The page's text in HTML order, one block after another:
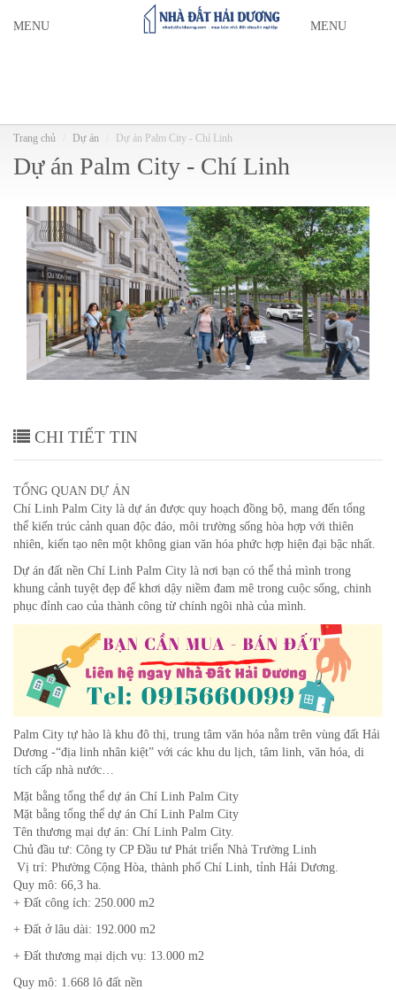
MENU MENU
Trang chủ Dự án Dự án Palm City - Chí Linh
Dự án Palm City - Chí Linh
Dự án Palm City - Chí Linh
CHI TIẾT TIN
TỔNG QUAN DỰ ÁN
Chí Linh Palm City là dự án được quy hoạch đồng bộ, mang đến tổng
thể kiến trúc cảnh quan độc đáo, môi trường sống hòa hợp với thiên
nhiên, kiến tạo nên một không gian văn hóa phức hợp hiện đại bậc nhất.
Dự án đất nền Chí Linh Palm City là nơi bạn có thể thả mình trong
khung cảnh tuyệt đẹp để khơi dậy niềm đam mê trong cuộc sống, chinh
phục đỉnh cao của thành công từ chính ngôi nhà của mình.
Palm City tự hào là khu đô thị, trung tâm văn hóa nằm trên vùng đất Hải
Dương -“địa linh nhân kiệt” với các khu du lịch, tâm linh, văn hóa, di
tích cấp nhà nước…
Mặt bằng tổng thể dự án Chí Linh Palm City
Mặt bằng tổng thể dự án Chí Linh Palm City
Tên thương mại dự án: Chí Linh Palm City.
Chủ đầu tư: Công ty CP Đầu tư Phát triển Nhà Trường Linh
Vị trí: Phường Cộng Hòa, thành phố Chí Linh, tỉnh Hải Dương.
Quy mô: 66,3 ha.
+ Đất công ích: 250.000 m2
+ Đất ở lâu dài: 192.000 m2
+ Đất thương mại dịch vụ: 13.000 m2
Quy mô: 1.668 lô đất nền